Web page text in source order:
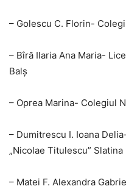
– Golescu C. Florin-
– Bîră Ilaria Ana Maria-
Balș
– Oprea Marina- Colegiul
– Dumitrescu I. Ioana
„Nicolae Titulescu” Slatina
– Matei F. Alexandra